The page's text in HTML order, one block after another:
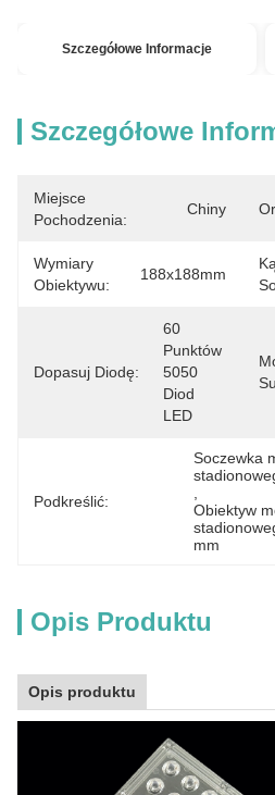
Szczegółowe Informacje
Szczegółowe
Miejsce
Pochodzenia:
Chiny
Wymiary
Obiektywu:
188x188mm
Dopasuj Diodę:
60
Punktów
5050
Diod
LED
Podkreślić:
Soczewka
Obiektyw
mm
Opis Produktu
Opis produktu